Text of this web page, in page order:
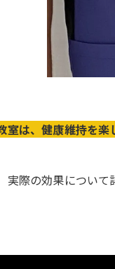
は、健康維持を
際の効果につい